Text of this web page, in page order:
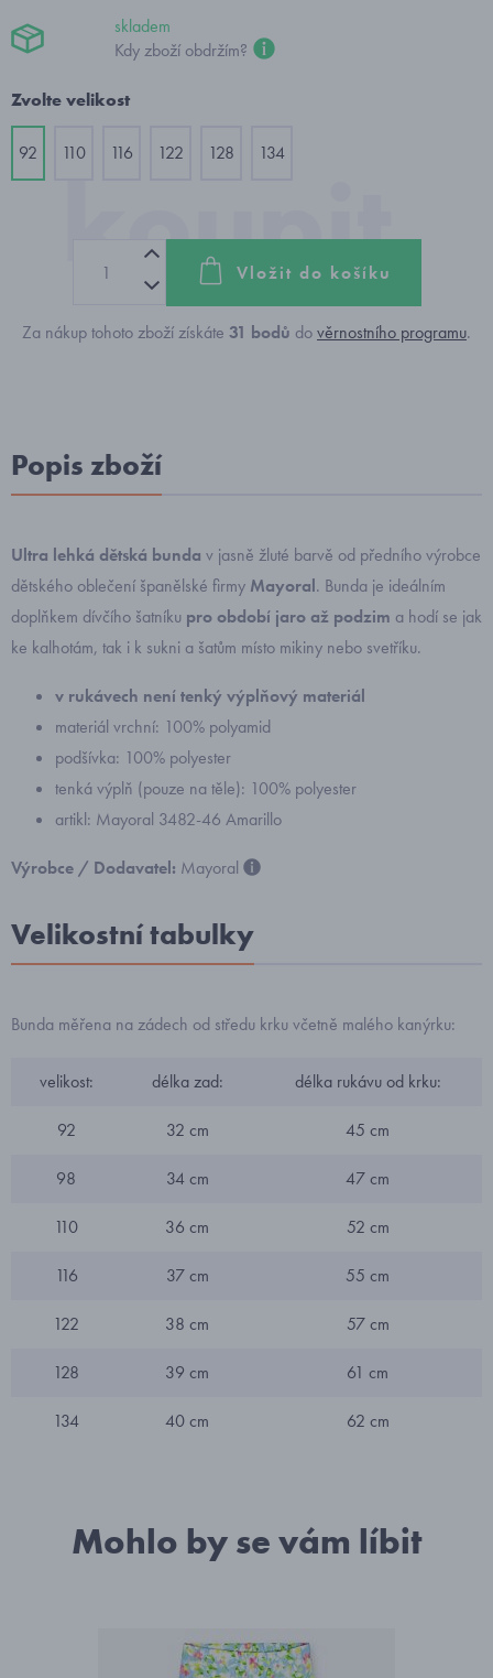
skladem
Kdy zboží obdržím?
Zvolte velikost
92 110 116 122 128 134
Vložit do košíku
Za nákup tohoto zboží získáte 31 bodů dověrnostního programu.
Popis zboží
Ultra lehká dětská bunda v jasně žluté barvě od předního výrobce
dětského oblečení španělské firmy Mayoral. Bunda je ideálním
doplňkem dívčího šatníku pro období jaro až podzim a hodí se jak
ke kalhotám, tak i k sukni a šatům místo mikiny nebo svetříku.
v rukávech není tenký výplňový materiál
materiál vrchní: 100% polyamid
podšívka: 100% polyester
tenká výplň (pouze na těle): 100% polyester
artikl: Mayoral 3482-46 Amarillo
Výrobce / Dodavatel: Mayoral
Velikostní tabulky
Bunda měřena na zádech od středu krku včetně malého kanýrku:
velikost: délka zad: délka rukávu od krku:
92 32 cm 45 cm
98 34 cm 47 cm
110 36 cm 52 cm
116 37 cm 55 cm
122 38 cm 57 cm
128 39 cm 61 cm
134 40 cm 62 cm
Mohlo by se vám líbit